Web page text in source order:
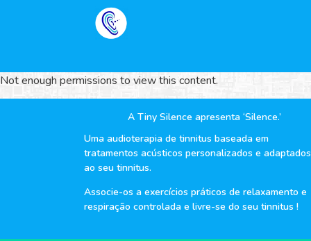
Not enough permissions to view this content.
A Tiny Silence apresenta ‘Silence.’
Uma audioterapia de tinnitus baseada em
tratamentos acústicos personalizados e adaptados
ao seu tinnitus.
Associe-os a exercícios práticos de relaxamento e
respiração controlada e livre-se do seu tinnitus !